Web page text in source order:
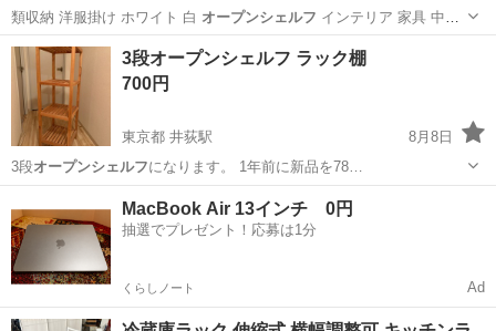
類収納 洋服掛け ホワイト 白 オープンシェルフ インテリア 家具 中古
--…東京 品川区 武蔵小山駅
3段オープンシェルフ ラック棚
700円
東京都 井荻駅
8月8日
3段オープンシェルフになります。 1年前に新品を78…
収納家具
MacBook Air 13インチ 0円
抽選でプレゼント！応募は1分
くらしノート Ad